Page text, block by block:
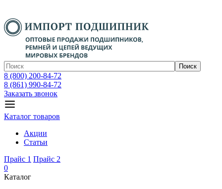
Поиск
8 (800) 200-84-72
8 (861) 990-84-72
Заказать звонок
Каталог товаров
Акции
Статьи
Прайс 1 Прайс 2
0
Каталог